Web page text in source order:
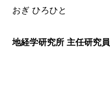
おぎ ひろひと
地経学研究所 主任研究員